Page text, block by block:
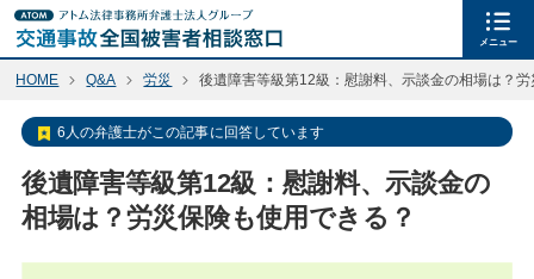
メニュー
HOME Q&A 労災 後遺障害等級第12級：慰謝料、示談金の相場は？
6人の弁護士がこの記事に回答しています
後遺障害等級第12級：慰謝料、示談金の
相場は？労災保険も使用できる？